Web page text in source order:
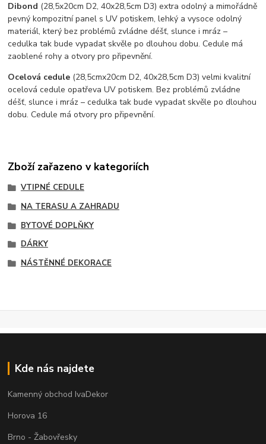
Dibond (28,5x20cm D2, 40x28,5cm D3) extra odolný a mimořádně
pevný kompozitní panel s UV potiskem, lehký a vysoce odolný
materiál, který bez problémů zvládne déšť, slunce i mráz –
cedulka tak bude vypadat skvěle po dlouhou dobu. Cedule má
zaoblené rohy a otvory pro připevnění.
Ocelová cedule (28,5cmx20cm D2, 40x28,5cm D3) velmi kvalitní
ocelová cedule opatřeva UV potiskem. Bez problémů zvládne
déšť, slunce i mráz – cedulka tak bude vypadat skvěle po dlouhou
dobu. Cedule má otvory pro připevnění.
Zboží zařazeno v kategoriích
VTIPNÉ CEDULE
NA TERASU A ZAHRADU
BYTOVÉ DOPLŇKY
DÁRKY
NÁSTĚNNÉ DEKORACE
Kde nás najdete
Kamenný obchod IvaDekor
Horova 16
Brno - Žabovřesky